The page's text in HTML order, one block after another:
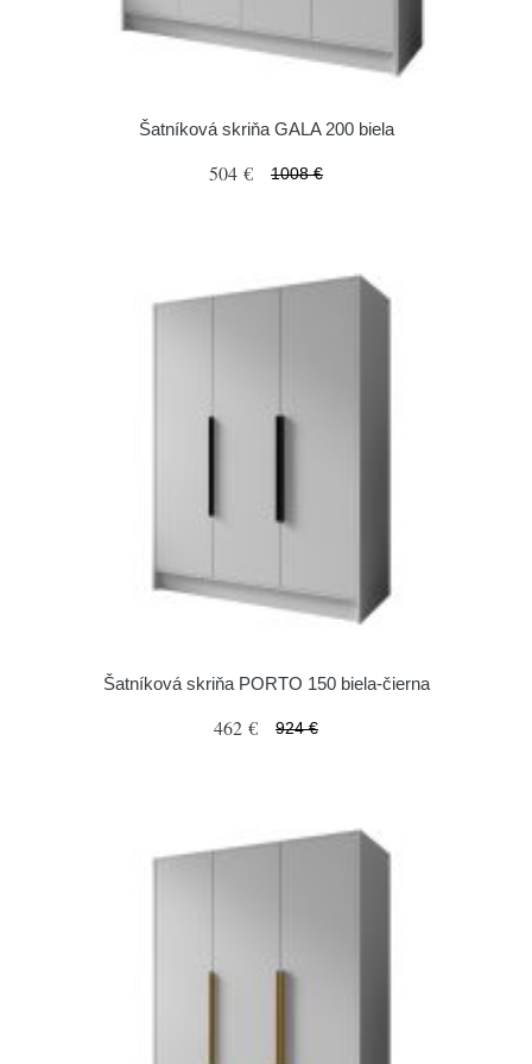
Šatníková skriňa GALA 200 biela
504 € 1008 €
Šatníková skriňa PORTO 150 biela-čierna
462 € 924 €